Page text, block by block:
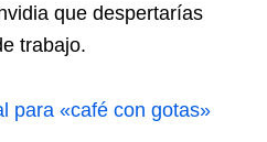
que despertarías
trabajo.
para «café con gotas»